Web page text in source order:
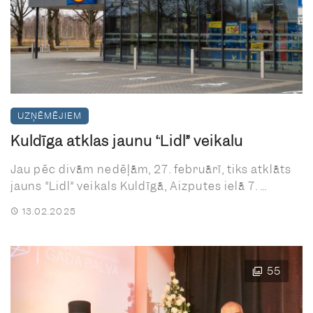
UZŅĒMĒJIEM
Kuldīgā atklās jaunu “Lidl” veikalu
Jau pēc divām nedēļām, 27. februārī, tiks atklāts
jauns “Lidl” veikals Kuldīgā, Aizputes ielā 7. ...
13.02.2025
55